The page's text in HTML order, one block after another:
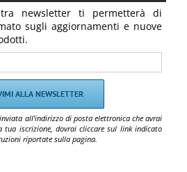
newsletter ti permetterà di
sugli aggiornamenti e nuove
all'indirizzo di posta elettronica che avrai
tua iscrizione, dovrai cliccare sul link indicato
riportate sulla pagina.